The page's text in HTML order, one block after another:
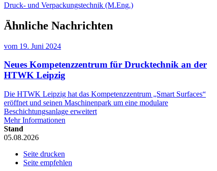
Druck- und Verpackungstechnik (M.Eng.)
Ähnliche Nachrichten
vom 19. Juni 2024
Neues Kompetenzzentrum für Drucktechnik an der
HTWK Leipzig
Die HTWK Leipzig hat das Kompetenzzentrum „Smart Surfaces“
eröffnet und seinen Maschinenpark um eine modulare
Beschichtungsanlage erweitert
Mehr Informationen
Stand
05.08.2026
Seite drucken
Seite empfehlen